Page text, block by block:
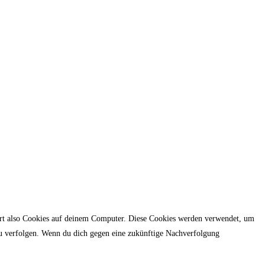
Cookies auf deinem Computer. Diese Cookies werden verwendet, um
verfolgen. Wenn du dich gegen eine zukünftige Nachverfolgung